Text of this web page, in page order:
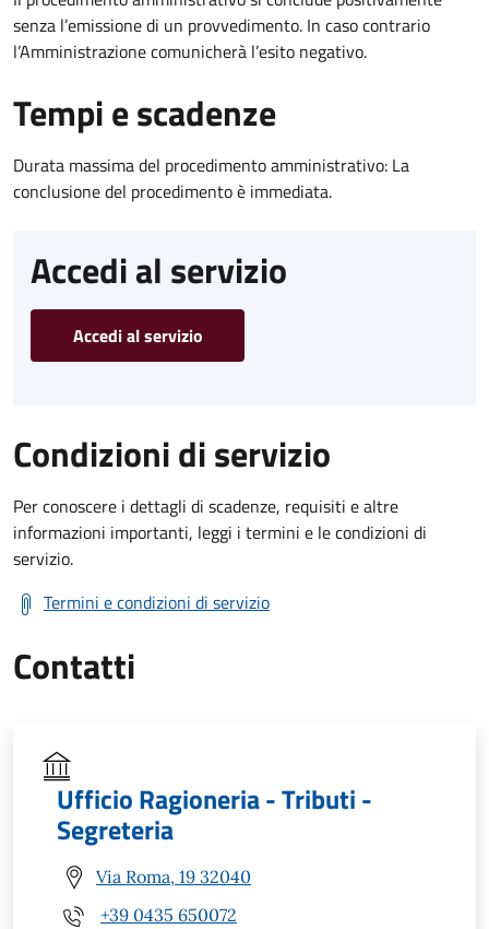
senza l’emissione di un provvedimento. In caso contrario
l’Amministrazione comunicherà l’esito negativo.
Tempi e scadenze
Durata massima del procedimento amministrativo: La
conclusione del procedimento è immediata.
Accedi al servizio
Accedi al servizio
Condizioni di servizio
Per conoscere i dettagli di scadenze, requisiti e altre
informazioni importanti, leggi i termini e le condizioni di
servizio.
Termini e condizioni di servizio
Contatti
Ufficio Ragioneria - Tributi -
Segreteria
Via Roma, 19 32040
+39 0435 650072